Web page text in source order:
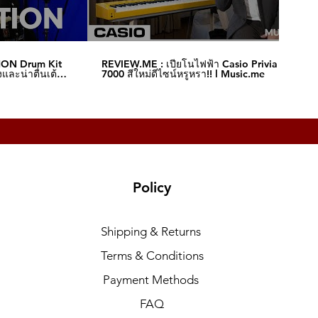
Drum Kit
ละน่าตื่นเต้น‼️
REVIEW.ME : เปียโนไฟฟ้า Casio Privia S-
7000 สีใหม่ดีไซน์หรูหรา!! l Music.me
Policy
Shipping & Returns
Terms & Conditions
Payment Methods
FAQ